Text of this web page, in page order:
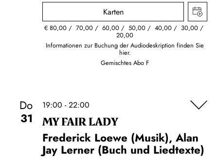
Karten
€80,00 70,00 60,00 50,00 40,00 30,00
20,00
Informationen zur Buchung der Audiodeskription finden Sie
hier.
Gemischtes Abo F
Do
31
19:00 - 22:00
MY FAIR LADY
Frederick Loewe (Musik), Alan
Jay Lerner (Buch und Liedtexte)